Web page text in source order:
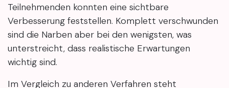
Teilnehmenden konnten eine sichtbare
Verbesserung feststellen. Komplett verschwunden
sind die Narben aber bei den wenigsten, was
unterstreicht, dass realistische Erwartungen
wichtig sind.
Im Vergleich zu anderen Verfahren steht